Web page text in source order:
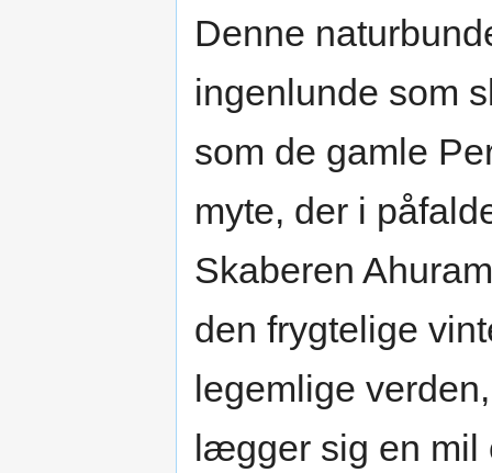
Denne
ingenlunde som
som de gamle
myte, der i
Skaberen
den frygtelige
legemlige
lægger sig en